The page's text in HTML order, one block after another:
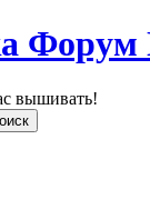
вышивать!